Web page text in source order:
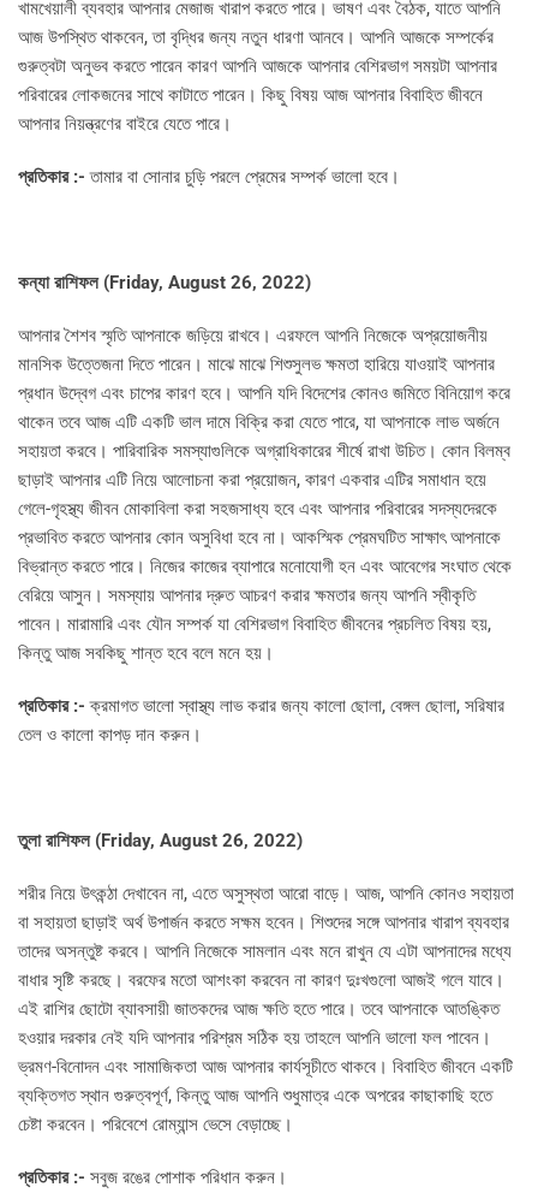
খামখেয়ালী ব্যবহার আপনার মেজাজ খারাপ করতে পারে। ভাষণ এবং বৈঠক, যাতে আপনি
আজ উপস্থিত থাকবেন, তা বৃদ্ধির জন্য নতুন ধারণা আনবে। আপনি আজকে সম্পর্কের
গুরুত্বটা অনুভব করতে পারেন কারণ আপনি আজকে আপনার বেশিরভাগ সময়টা আপনার
পরিবারের লোকজনের সাথে কাটাতে পারেন। কিছু বিষয় আজ আপনার বিবাহিত জীবনে
আপনার নিয়ন্ত্রণের বাইরে যেতে পারে।
প্রতিকার :- তামার বা সোনার চুড়ি পরলে প্রেমের সম্পর্ক ভালো হবে।
কন্যা রাশিফল (Friday, August 26, 2022)
আপনার শৈশব স্মৃতি আপনাকে জড়িয়ে রাখবে। এরফলে আপনি নিজেকে অপ্রয়োজনীয়
মানসিক উত্তেজনা দিতে পারেন। মাঝে মাঝে শিশুসুলভ ক্ষমতা হারিয়ে যাওয়াই আপনার
প্রধান উদ্বেগ এবং চাপের কারণ হবে। আপনি যদি বিদেশের কোনও জমিতে বিনিয়োগ করে
থাকেন তবে আজ এটি একটি ভাল দামে বিক্রি করা যেতে পারে, যা আপনাকে লাভ অর্জনে
সহায়তা করবে। পারিবারিক সমস্যাগুলিকে অগ্রাধিকারের শীর্ষে রাখা উচিত। কোন বিলম্ব
ছাড়াই আপনার এটি নিয়ে আলোচনা করা প্রয়োজন, কারণ একবার এটির সমাধান হয়ে
গেলে-গৃহস্থ্য জীবন মোকাবিলা করা সহজসাধ্য হবে এবং আপনার পরিবারের সদস্যদেরকে
প্রভাবিত করতে আপনার কোন অসুবিধা হবে না। আকস্মিক প্রেমঘটিত সাক্ষাৎ আপনাকে
বিভ্রান্ত করতে পারে। নিজের কাজের ব্যাপারে মনোযোগী হন এবং আবেগের সংঘাত থেকে
বেরিয়ে আসুন। সমস্যায় আপনার দ্রুত আচরণ করার ক্ষমতার জন্য আপনি স্বীকৃতি
পাবেন। মারামারি এবং যৌন সম্পর্ক যা বেশিরভাগ বিবাহিত জীবনের প্রচলিত বিষয় হয়,
কিন্তু আজ সবকিছু শান্ত হবে বলে মনে হয়।
প্রতিকার :- ক্রমাগত ভালো স্বাস্থ্য লাভ করার জন্য কালো ছোলা, বেঙ্গল ছোলা, সরিষার
তেল ও কালো কাপড় দান করুন।
তুলা রাশিফল (Friday, August 26, 2022)
শরীর নিয়ে উৎকন্ঠা দেখাবেন না, এতে অসুস্থতা আরো বাড়ে। আজ, আপনি কোনও সহায়তা
বা সহায়তা ছাড়াই অর্থ উপার্জন করতে সক্ষম হবেন। শিশুদের সঙ্গে আপনার খারাপ ব্যবহার
তাদের অসন্তুষ্ট করবে। আপনি নিজেকে সামলান এবং মনে রাখুন যে এটা আপনাদের মধ্যে
বাধার সৃষ্টি করছে। বরফের মতো আশংকা করবেন না কারণ দুঃখগুলো আজই গলে যাবে।
এই রাশির ছোটো ব্যাবসায়ী জাতকদের আজ ক্ষতি হতে পারে। তবে আপনাকে আতঙ্কিত
হওয়ার দরকার নেই যদি আপনার পরিশ্রম সঠিক হয় তাহলে আপনি ভালো ফল পাবেন।
ভ্রমণ-বিনোদন এবং সামাজিকতা আজ আপনার কার্যসূচীতে থাকবে। বিবাহিত জীবনে একটি
ব্যক্তিগত স্থান গুরুত্বপূর্ণ, কিন্তু আজ আপনি শুধুমাত্র একে অপরের কাছাকাছি হতে
চেষ্টা করবেন। পরিবেশে রোম্যান্স ভেসে বেড়াচ্ছে।
প্রতিকার :- সবুজ রঙের পোশাক পরিধান করুন।